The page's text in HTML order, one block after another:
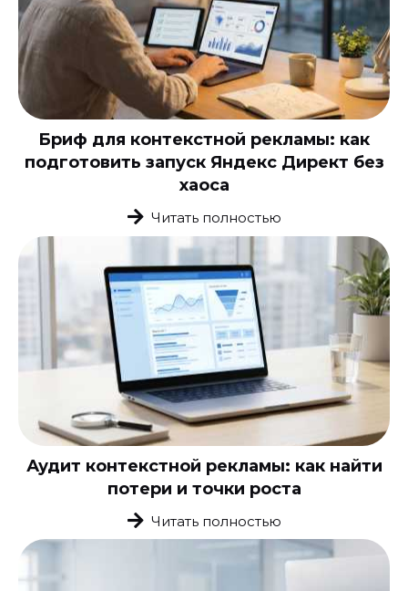
Бриф для контекстной рекламы: как
подготовить запуск Яндекс Директ без
хаоса
Читать полностью
Аудит контекстной рекламы: как найти
потери и точки роста
Читать полностью